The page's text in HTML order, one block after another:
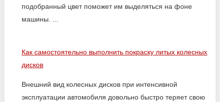
подобранный цвет поможет им выделяться на фоне
машины. ...
Как самостоятельно выполнить покраску литых колесных
дисков
Внешний вид колесных дисков при интенсивной
эксплуатации автомобиля довольно быстро теряет свою